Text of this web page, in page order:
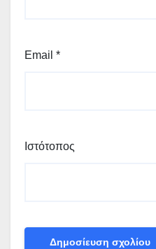
Email *
Ιστότοπος